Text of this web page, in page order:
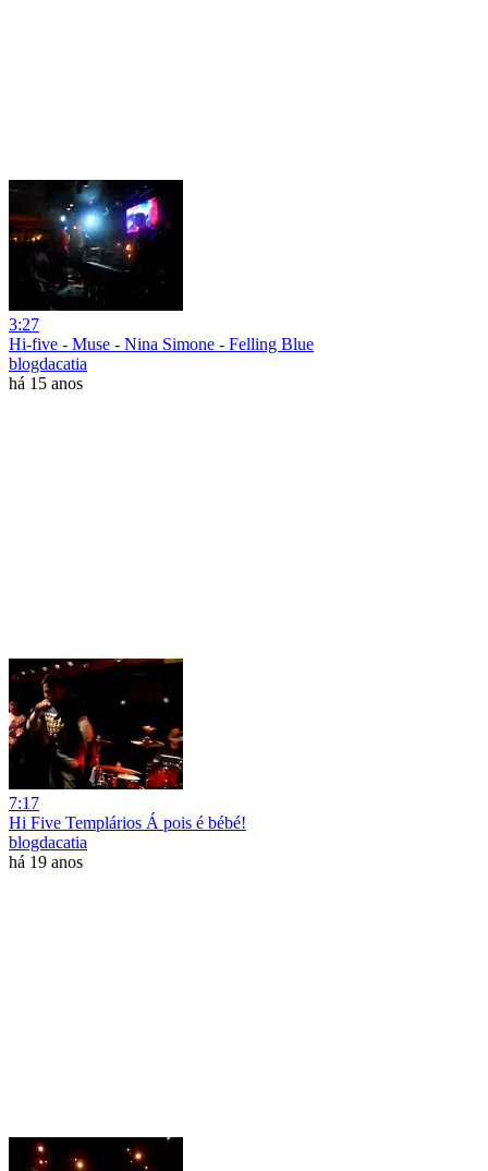
3:27
Hi-five - Muse - Nina Simone - Felling Blue
blogdacatia
há 15 anos
7:17
Hi Five Templários Á pois é bébé!
blogdacatia
há 19 anos